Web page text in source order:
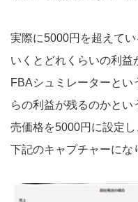
実際に5000円を超えて
いくとどれくらいの利
FBAシュミレーターとい
らの利益が残るのかと
売価格を5000円に設定
下記のキャプチャーにな